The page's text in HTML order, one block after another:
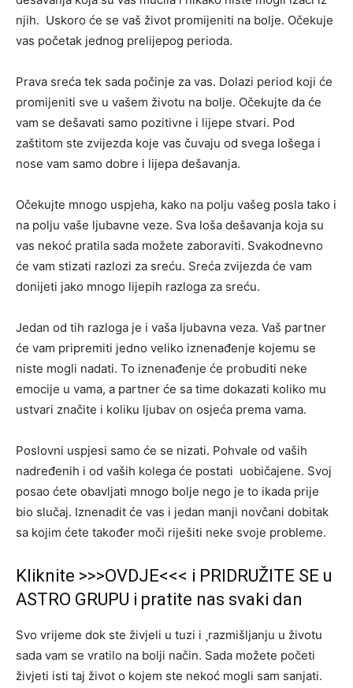
njih. Uskoro će se vaš život promijeniti na bolje. Očekuje
vas početak jednog prelijepog perioda.
Prava sreća tek sada počinje za vas. Dolazi period koji će
promijeniti sve u vašem životu na bolje. Očekujte da će
vam se dešavati samo pozitivne i lijepe stvari. Pod
zaštitom ste zvijezda koje vas čuvaju od svega lošega i
nose vam samo dobre i lijepa dešavanja.
Očekujte mnogo uspjeha, kako na polju vašeg posla tako i
na polju vaše ljubavne veze. Sva loša dešavanja koja su
vas nekoć pratila sada možete zaboraviti. Svakodnevno
će vam stizati razlozi za sreću. Sreća zvijezda će vam
donijeti jako mnogo lijepih razloga za sreću.
Jedan od tih razloga je i vaša ljubavna veza. Vaš partner
će vam pripremiti jedno veliko iznenađenje kojemu se
niste mogli nadati. To iznenađenje će probuditi neke
emocije u vama, a partner će sa time dokazati koliko mu
ustvari značite i koliku ljubav on osjeća prema vama.
Poslovni uspjesi samo će se nizati. Pohvale od vaših
nadređenih i od vaših kolega će postati uobičajene. Svoj
posao ćete obavljati mnogo bolje nego je to ikada prije
bio slučaj. Iznenadit će vas i jedan manji novčani dobitak
sa kojim ćete također moči riješiti neke svoje probleme.
Kliknite >>>OVDJE<<< i PRIDRUŽITE SE u
ASTRO GRUPU i pratite nas svaki dan
Svo vrijeme dok ste živjeli u tuzi i ¸razmišljanju u životu
sada vam se vratilo na bolji način. Sada možete početi
živjeti isti taj život o kojem ste nekoć mogli sam sanjati.